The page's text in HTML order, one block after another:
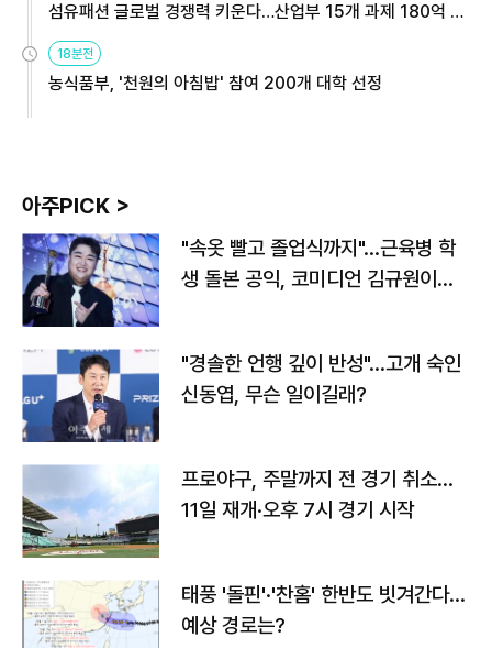
섬유패션 글로벌 경쟁력 키운다…산업부 15개 과제 180억 지
원
18분전
농식품부, '천원의 아침밥' 참여 200개 대학 선정
아주PICK >
"속옷 빨고 졸업식까지"…근육병 학
생 돌본 공익, 코미디언 김규원이었
"경솔한 언행 깊이 반성"…고개 숙인
신동엽, 무슨 일이길래?
프로야구, 주말까지 전 경기 취소…
11일 재개·오후 7시 경기 시작
태풍 '돌핀'·'찬홈' 한반도 빗겨간다…
예상 경로는?